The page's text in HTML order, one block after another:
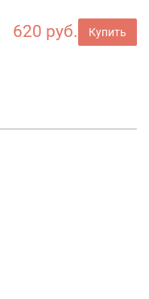
620 руб. Купить